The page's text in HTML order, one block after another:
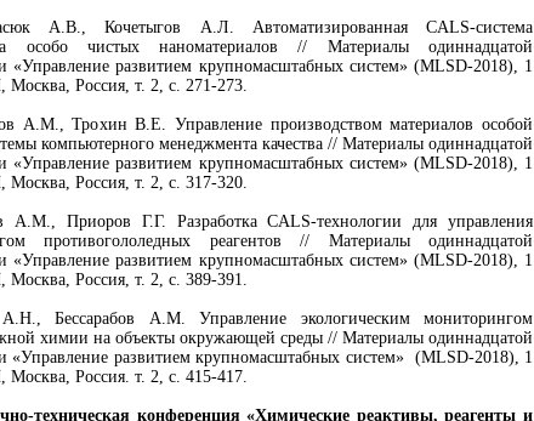
А.В., Кочетыгов А.Л. Автоматизированная CALS-система
особо чистых наноматериалов // Материалы одиннадцатой
«Управление развитием крупномасштабных систем» (MLSD-2018), 1
Россия, т. 2, с. 271-273.
А.М., Трохин В.Е. Управление производством материалов особой
компьютерного менеджмента качества // Материалы одиннадцатой
«Управление развитием крупномасштабных систем» (MLSD-2018), 1
Россия, т. 2, с. 317-320.
Приоров Г.Г. Разработка CALS-технологии для управления
противогололедных реагентов // Материалы одиннадцатой
«Управление развитием крупномасштабных систем» (MLSD-2018), 1
Россия, т. 2, с. 389-391.
Бессарабов А.М. Управление экологическим мониторингом
химии на объекты окружающей среды // Материалы одиннадцатой
«Управление развитием крупномасштабных систем» (MLSD-2018), 1
Россия. т. 2, с. 415-417.
техническая конференция «Химические реактивы, реагенты и